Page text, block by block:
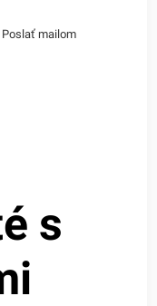
Poslať mailom
s